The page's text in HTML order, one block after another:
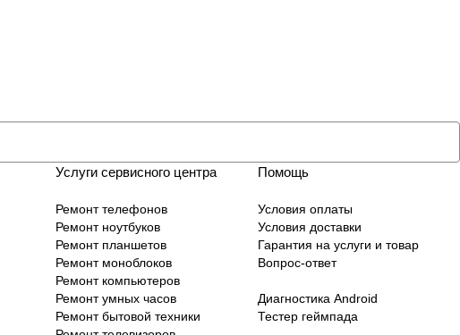
Услуги сервисного центра
Ремонт телефонов
Ремонт ноутбуков
Ремонт планшетов
Ремонт моноблоков
Ремонт компьютеров
Ремонт умных часов
Ремонт бытовой техники
Помощь
Условия оплаты
Условия доставки
Гарантия на услуги и товар
Вопрос-ответ
Диагностика Android
Тестер геймпада